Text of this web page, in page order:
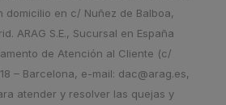
domicilio en c/ Nuñez de Balboa,
ARAG S.E., Sucursal en España
de Atención al Cliente (c/
– Barcelona, e-mail: dac@arag.es,
atender y resolver las quejas y